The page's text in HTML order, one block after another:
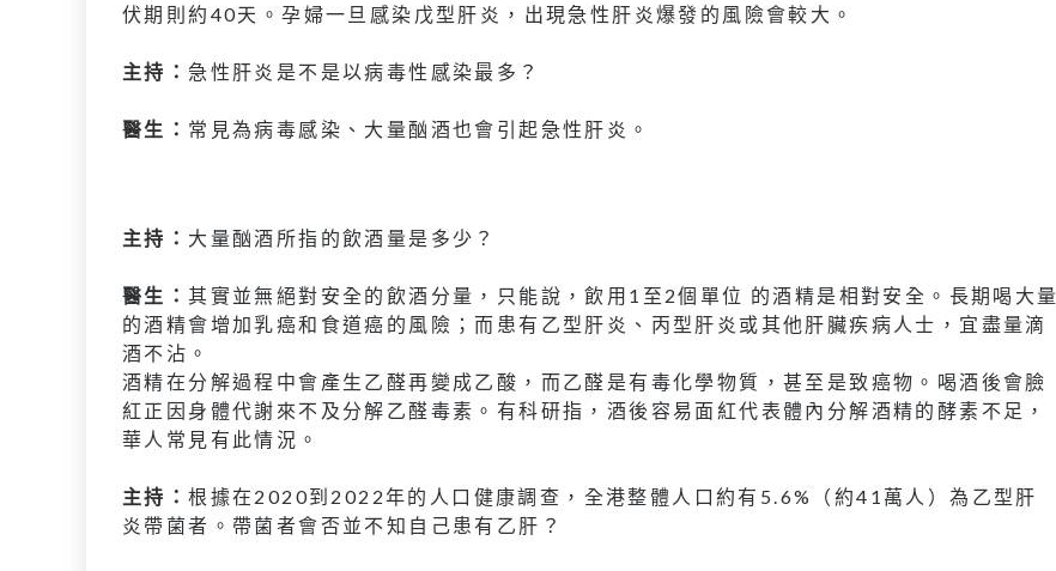
伏期則約40天。孕婦一旦感染戊型肝炎，出現急性肝炎爆發的風險會較大。
主持：急性肝炎是不是以病毒性感染最多？
醫生： 常見為病毒感染、大量酗酒也會引起急性肝炎。
主持： 大量酗酒所指的飲酒量是多少？
醫生：其實並無絕對安全的飲酒分量，只能說，飲用1至2個單位 的酒精是相對安全。長期喝大量
的酒精會增加乳癌和食道癌的風險；而患有乙型肝炎、丙型肝炎或其他肝臟疾病人士，宜盡量滴
酒不沾。
酒精在分解過程中會產生乙醛再變成乙酸，而乙醛是有毒化學物質，甚至是致癌物。喝酒後會臉
紅正因身體代謝來不及分解乙醛毒素。有科研指，酒後容易面紅代表體內分解酒精的酵素不足，
華人常見有此情況。
主持：根據在2020到2022年的人口健康調查，全港整體人口約有5.6%（約41萬人）為乙型肝
炎帶菌者。帶菌者會否並不知自己患有乙肝？